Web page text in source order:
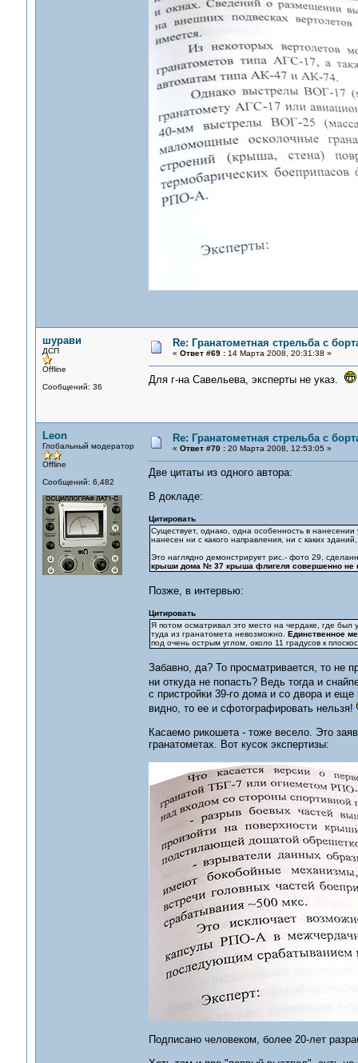
шурави
ДСП
Offline
Сообщений: 36
Re: Гранатометная стрельба с
« Ответ #69 :14 Марта 2008, 20:31:38 »
Для г-на Савельева, эксперты не указ.
Leon
Глобальный модератор
Offline
Сообщений: 6,482
Re: Гранатометная стрельба с
« Ответ #70 :20 Марта 2008, 12:53:05 »
Две цитаты из одного автора:
В докладе:
Цитировать
Существует, однако, одна особенность в
нанесен ни с какого направления, ни с каких
Это наглядно демонстрирует рис.- фото 29,
крыши дома № 37 крыша флигеля совершенно не
Позже, в интервью:
Цитировать
Я потом осматривал это место на чердаке, где был
туда из гранатомета невозможно. Единственное
под очень острым углом, около 11 градусов к
Забавно, да? То просматривается, то не
ни откуда не попасть? Ведь тогда и
с пристройки 39-го дома и со двора и
видно, то ее и сфотографировать нельзя!
Касаемо рикошета - тоже весело. Это
гранатометах. Вот кусок экспертизы:
Подписано человеком, более 20-лет